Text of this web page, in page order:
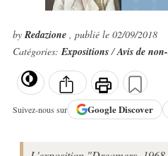
byRedazione , publié le 02/09/2018
Catégories:Expositions/Avis de
Suivez-nous sur GoogleDiscover